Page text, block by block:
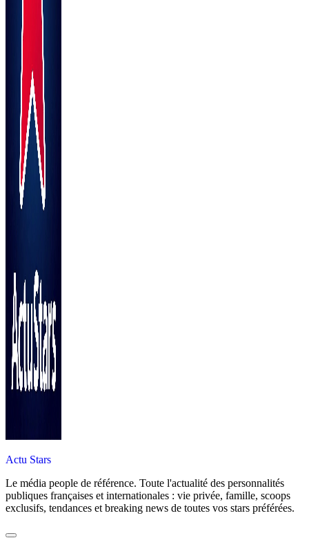
Actu Stars
Le média people de référence. Toute l'actualité des personnalités
publiques françaises et internationales : vie privée, famille, scoops
exclusifs, tendances et breaking news de toutes vos stars préférées.